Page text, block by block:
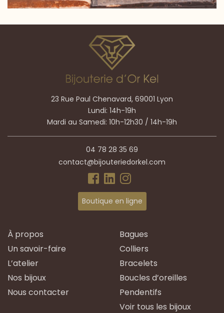
23 Rue Paul Chenavard, 69001 Lyon
Lundi: 14h-19h
Mardi au Samedi: 10h-12h30 / 14h-19h
04 78 28 35 69
contact@bijouteriedorkel.com
Boutique en ligne
À propos
Un savoir-faire
L’atelier
Nos bijoux
Nous contacter
Bagues
Colliers
Bracelets
Boucles d’oreilles
Pendentifs
Voir tous les bijoux